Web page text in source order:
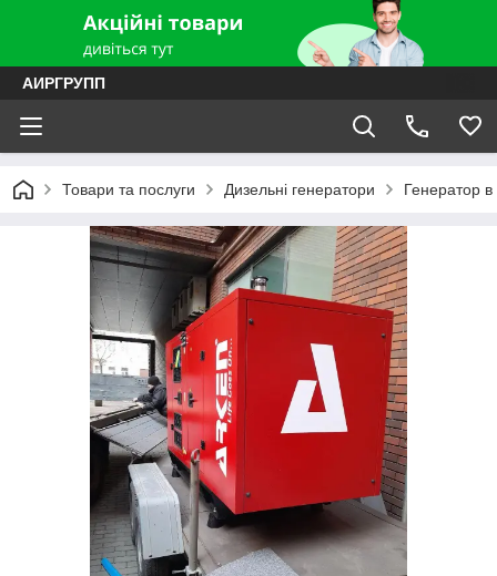
АИРГРУПП
Товари та послуги Дизельні генератори Генератор